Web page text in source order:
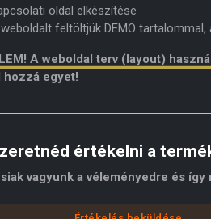
oldal elkészítése
feltöltjük DEMO
A weboldal terv (layout)
hozzá egyet!
értékelni a
vagyunk a véleményedre és